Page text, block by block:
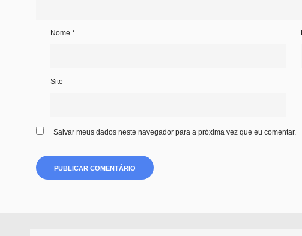
Nome*
Site
Salvar meus dados neste navegador para a próxima vez que eu comentar.